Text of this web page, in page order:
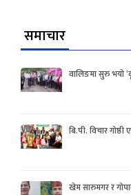
समाचार
वालिङमा सुरु भयो
बि.पी. विचार
खेम सारुमगर र